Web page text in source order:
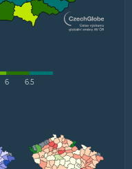
6
6.5